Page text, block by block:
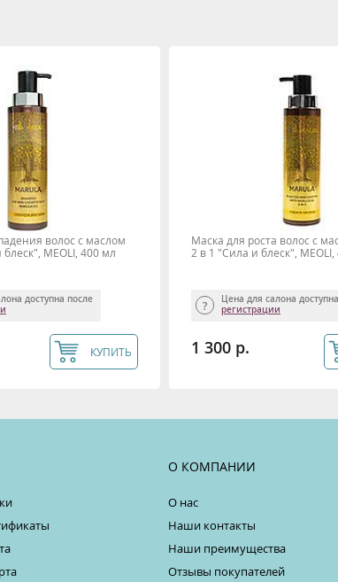
волос с маслом
MEOLI, 400 мл
доступна после
КУПИТЬ
Маска для роста волос с
2 в 1 "Сила и блеск",
Цена для салона
регистрации
1 300 р.
О КОМПАНИИ
О нас
Наши контакты
Наши преимущества
Отзывы покупателей